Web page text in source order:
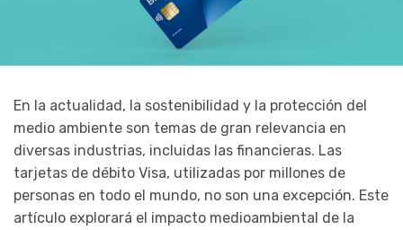
En la actualidad, la sostenibilidad y la protección del
medio ambiente son temas de gran relevancia en
diversas industrias, incluidas las financieras. Las
tarjetas de débito Visa, utilizadas por millones de
personas en todo el mundo, no son una excepción. Este
artículo explorará el impacto medioambiental de la